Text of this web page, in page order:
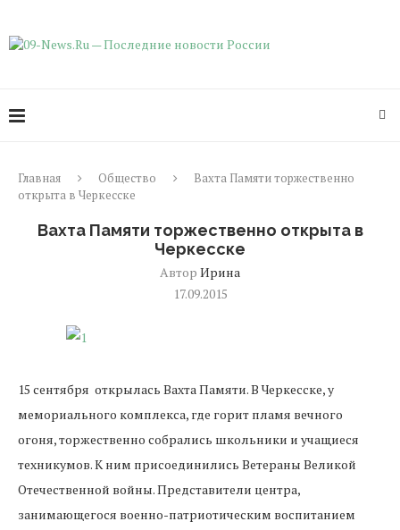
Главная Общество
Вахта Памяти торжественно
открыта в Черкесске
Вахта Памяти торжественно открыта в
Черкесске
Автор Ирина
17.09.2015
15 сентября открылась ВахтаПамяти.В Черкесске,у
мемориального комплекса, где горит пламя вечного
огоня,торжественно собрались школьники и учащиеся
техникумов.К ним присоединились Ветераны Великой
Отечественной войны.Представители центра,
занимающегося военно-патриотическим воспитанием